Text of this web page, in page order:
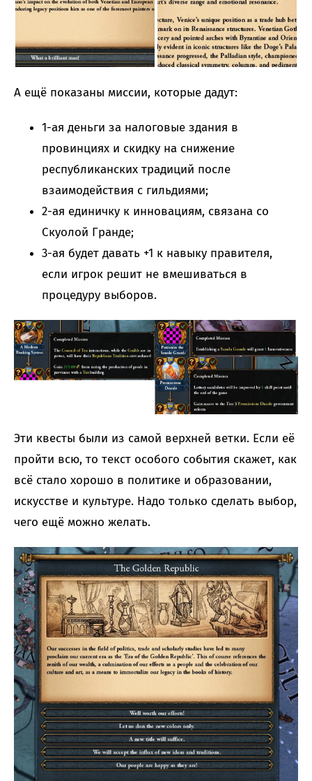
А ещё показаны миссии, которые дадут:
1-ая деньги за налоговые здания в
провинциях и скидку на снижение
республиканских традиций после
взаимодействия с гильдиями;
2-ая единичку к инновациям, связана со
Скуолой Гранде;
3-ая будет давать +1 к навыку правителя,
если игрок решит не вмешиваться в
процедуру выборов.
Эти квесты были из самой верхней ветки. Если её
пройти всю, то текст особого события скажет, как
всё стало хорошо в политике и образовании,
искусстве и культуре. Надо только сделать выбор,
чего ещё можно желать.